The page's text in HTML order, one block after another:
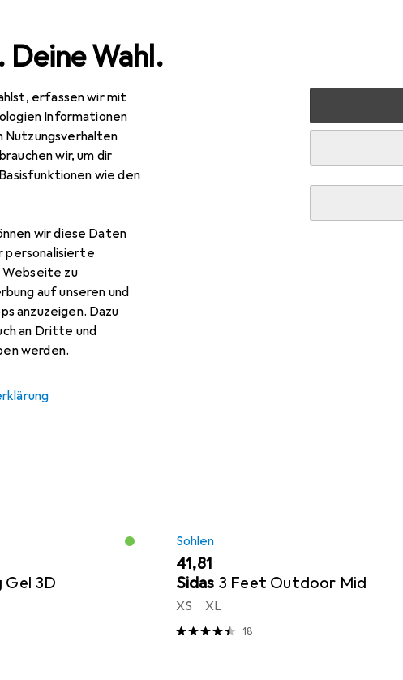
Wahl.
erfassen wir mit
Informationen
Nutzungsverhalten
wir, um dir
wie den
wir diese Daten
personalisierte
Webseite zu
auf unseren und
anzuzeigen. Dazu
an Dritte und
werden.
Sicherheit
EUR
277,84
Haix Protector Pro 2
Gel 3D
Sohlen
EUR
41,81
Sidas 3 Feet Outdoor Mid
XS XL
18